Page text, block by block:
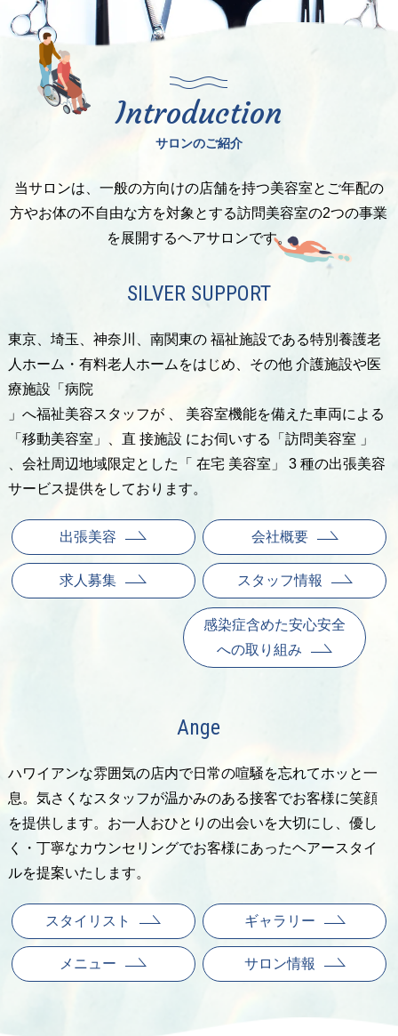
Introduction
サロンのご紹介
当サロンは、一般の方向けの店舗を持つ美容室とご年配の
方やお体の不自由な方を対象とする訪問美容室の2つの事業
を展開するヘアサロンです。
SILVER SUPPORT
東京、埼玉、神奈川、南関東の 福祉施設である特別養護老
人ホーム・有料老人ホームをはじめ、その他 介護施設や医
療施設「病院
」へ福祉美容スタッフが 、 美容室機能を備えた車両による
「移動美容室」、直 接施設 にお伺いする「訪問美容室 」
、会社周辺地域限定とした「 在宅 美容室」 3 種の出張美容
サービス提供をしております。
出張美容 会社概要
求人募集 スタッフ情報
感染症含めた安心安全
への取り組み
Ange
ハワイアンな雰囲気の店内で日常の喧騒を忘れてホッと一
息。気さくなスタッフが温かみのある接客でお客様に笑顔
を提供します。お一人おひとりの出会いを大切にし、優し
く・丁寧なカウンセリングでお客様にあったヘアースタイ
ルを提案いたします。
スタイリスト ギャラリー
メニュー サロン情報